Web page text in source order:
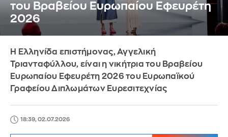
του Βραβείου Ευρωπαίου Εφευρέτη
2026
Η Ελληνίδα επιστήμονας, Αγγελική
Τριανταφύλλου, είναι η νικήτρια του Βραβείου
Ευρωπαίου Εφευρέτη 2026 του Ευρωπαϊκού
Γραφείου Διπλωμάτων Ευρεσιτεχνίας
18:39, 02.07.2026